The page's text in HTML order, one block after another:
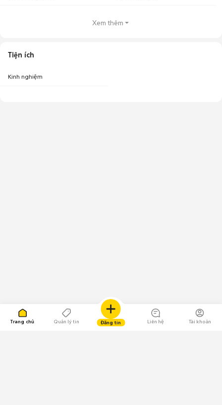
Trang chủ Quản lý tin Đăng tin Liên hệ Tài khoản
Xem thêm
Tiện ích
Kinh nghiệm